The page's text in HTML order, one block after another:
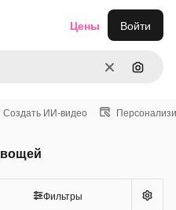
ОчиститьПоиск
Цены Войти
Создать ИИ-видео
Фильтры